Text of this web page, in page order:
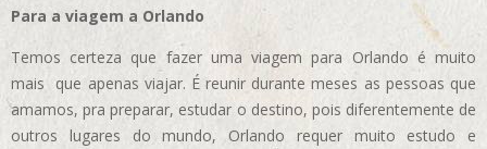
Para a viagem a Orlando
Temos certeza que fazer uma viagem para Orlando é muito
mais que apenas viajar. É reunir durante meses as pessoas que
amamos, pra preparar, estudar o destino, pois diferentemente de
outros lugares do mundo, Orlando requer muito estudo e